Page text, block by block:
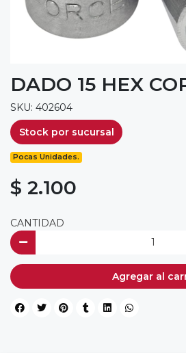
DADO 15 HEX
SKU: 402604
Stock por sucursal
Pocas Unidades.
$ 2.100
CANTIDAD
Agregar al